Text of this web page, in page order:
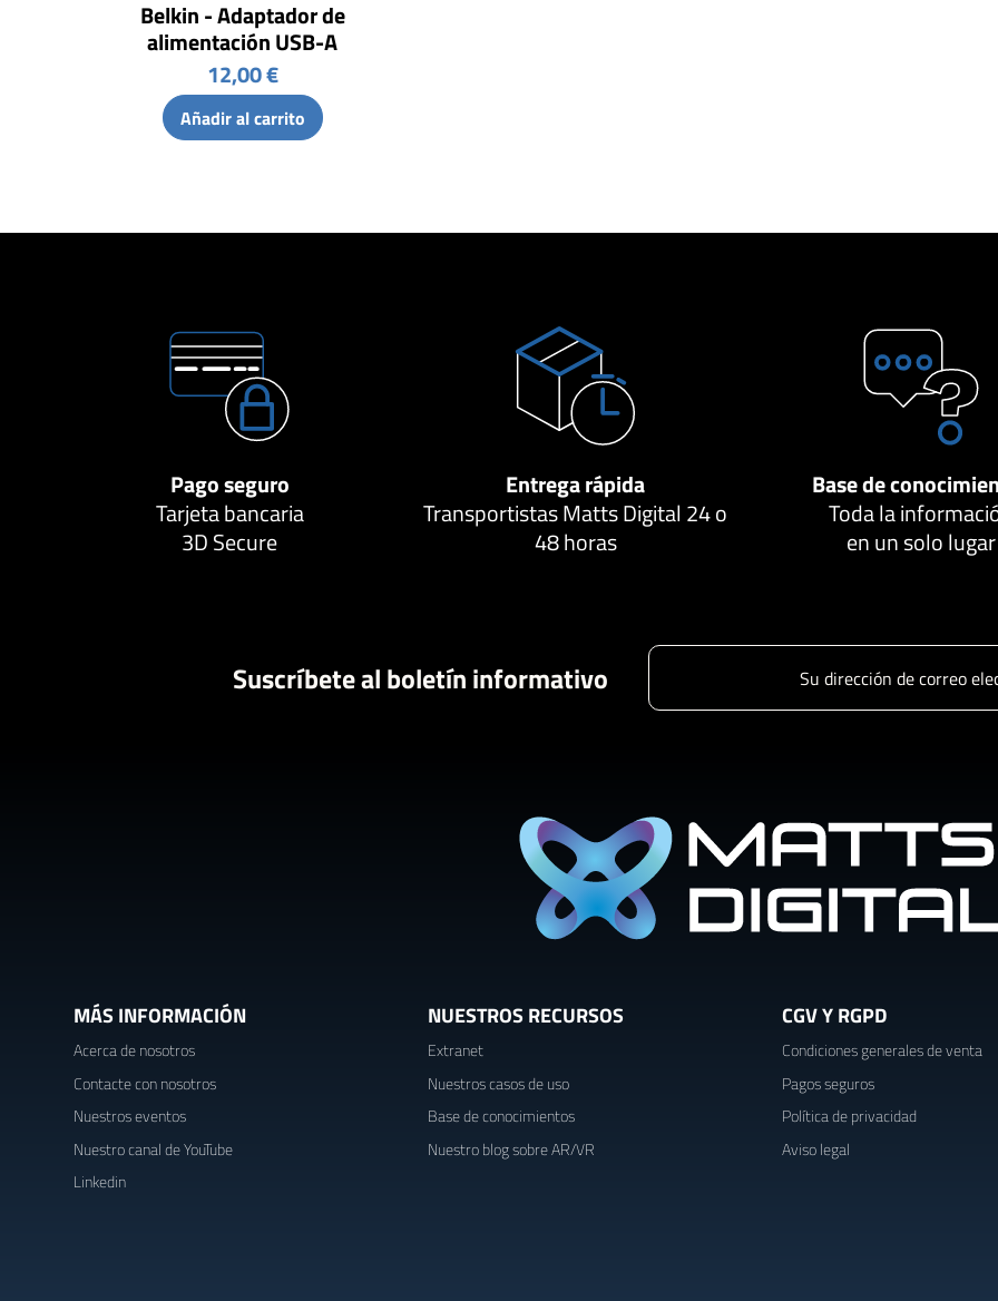
Belkin - Adaptador de
alimentación USB-A
12,00 €
Añadir al carrito
Pago seguro
Tarjeta bancaria
3D Secure
Entrega rápida
Transportistas Matts Digital 24 o
48 horas
Base de
Toda la
en un solo lugar
Suscríbete al boletín informativo
MÁS INFORMACIÓN
Acerca de nosotros
Contacte con nosotros
Nuestros eventos
Nuestro canal de YouTube
Linkedin
NUESTROS RECURSOS
Extranet
Nuestros casos de uso
Base de conocimientos
Nuestro blog sobre AR/VR
CGV Y RGPD
Condiciones generales de venta
Pagos seguros
Política de privacidad
Aviso legal